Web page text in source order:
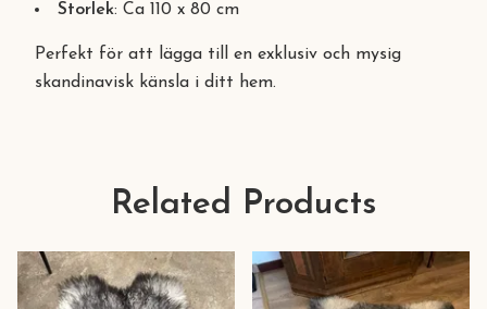
Storlek: Ca 110 x 80 cm
Perfekt för att lägga till en exklusiv och mysig
skandinavisk känsla i ditt hem.
Related Products